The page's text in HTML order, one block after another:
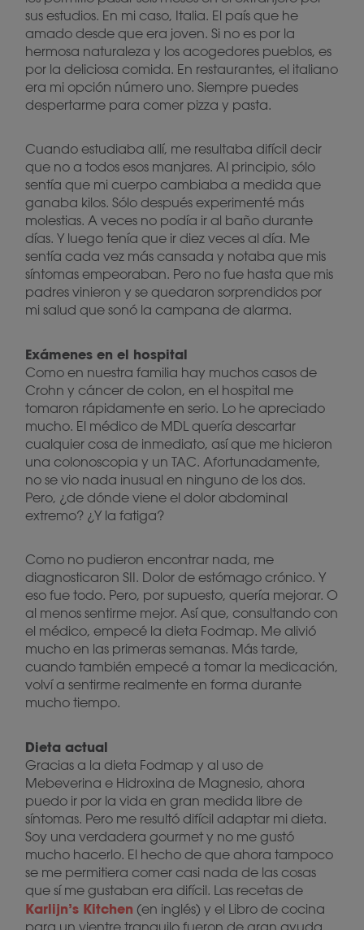
sus estudios. En mi caso, Italia. El país que he
amado desde que era joven. Si no es por la
hermosa naturaleza y los acogedores pueblos, es
por la deliciosa comida. En restaurantes, el italiano
era mi opción número uno. Siempre puedes
despertarme para comer pizza y pasta.
Cuando estudiaba allí, me resultaba difícil decir
que no a todos esos manjares. Al principio, sólo
sentía que mi cuerpo cambiaba a medida que
ganaba kilos. Sólo después experimenté más
molestias. A veces no podía ir al baño durante
días. Y luego tenía que ir diez veces al día. Me
sentía cada vez más cansada y notaba que mis
síntomas empeoraban. Pero no fue hasta que mis
padres vinieron y se quedaron sorprendidos por
mi salud que sonó la campana de alarma.
Exámenes en el hospital
Como en nuestra familia hay muchos casos de
Crohn y cáncer de colon, en el hospital me
tomaron rápidamente en serio. Lo he apreciado
mucho. El médico de MDL quería descartar
cualquier cosa de inmediato, así que me hicieron
una colonoscopia y un TAC. Afortunadamente,
no se vio nada inusual en ninguno de los dos.
Pero, ¿de dónde viene el dolor abdominal
extremo? ¿Y la fatiga?
Como no pudieron encontrar nada, me
diagnosticaron SII. Dolor de estómago crónico. Y
eso fue todo. Pero, por supuesto, quería mejorar. O
al menos sentirme mejor. Así que, consultando con
el médico, empecé la dieta Fodmap. Me alivió
mucho en las primeras semanas. Más tarde,
cuando también empecé a tomar la medicación,
volví a sentirme realmente en forma durante
mucho tiempo.
Dieta actual
Gracias a la dieta Fodmap y al uso de
Mebeverina e Hidroxina de Magnesio, ahora
puedo ir por la vida en gran medida libre de
síntomas. Pero me resultó difícil adaptar mi dieta.
Soy una verdadera gourmet y no me gustó
mucho hacerlo. El hecho de que ahora tampoco
se me permitiera comer casi nada de las cosas
que sí me gustaban era difícil. Las recetas de
Karlijn’s Kitchen (en inglés) y el Libro de cocina
para un vientre tranquilo fueron de gran ayuda.